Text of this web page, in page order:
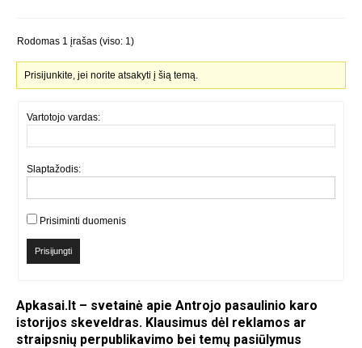
Rodomas 1 įrašas (viso: 1)
Prisijunkite, jei norite atsakyti į šią temą.
Vartotojo vardas:
Slaptažodis:
Prisiminti duomenis
Prisijungti
Apkasai.lt – svetainė apie Antrojo pasaulinio karo
istorijos skeveldras. Klausimus dėl reklamos ar
straipsnių perpublikavimo bei temų pasiūlymus